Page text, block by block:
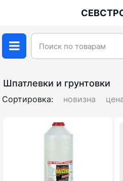
Шпатлевки и грунтовки
Сортировка: новизна